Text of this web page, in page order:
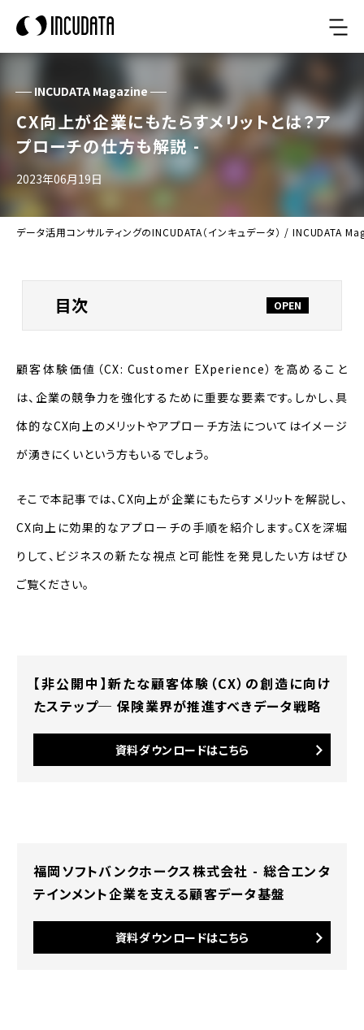
INCUDATA Magazine
CX向上が企業にもたらすメリットとは？ア
プローチの仕方も解説 -
2023年06月19日
データ活用コンサルティングのINCUDATA（インキュデータ） / INCUDATA
目次
CS（カスタマーサティスファクション）と
CX向上がもたらすメリット
競合他社との差別化
リピーターの増加
CX向上のためのアプローチ
デザイン基準を策定する
まとめ
顧客体験価値（CX: Customer EXperience）を高めること
は、企業の競争力を強化するために重要な要素です。しかし、具
体的なCX向上のメリットやアプローチ方法についてはイメージ
が湧きにくいという方もいるでしょう。
そこで本記事では、CX向上が企業にもたらすメリットを解説し、
CX向上に効果的なアプローチの手順を紹介します。CXを深堀
りして、ビジネスの新たな視点と可能性を発見したい方はぜひ
ご覧ください。
【非公開中】新たな顧客体験（CX）の創造に向け
たステップ─ 保険業界が推進すべきデータ戦略
資料ダウンロードはこちら
福岡ソフトバンクホークス株式会社 - 総合エンタ
テインメント企業を支える顧客データ基盤
資料ダウンロードはこちら